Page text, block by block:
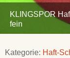
KLINGSPOR
fein
Kategorie: Haft-